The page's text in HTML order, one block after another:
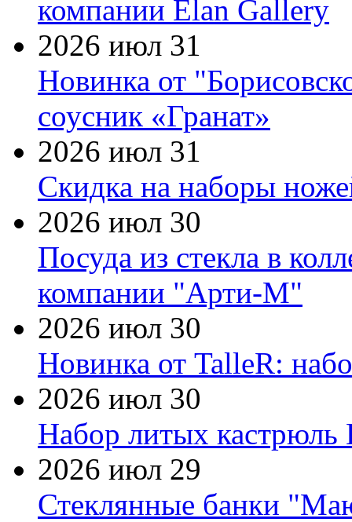
компании Elan Gallery
2026 июл 31
Новинка от
соусник «Гранат»
2026 июл 31
Скидка на наборы
2026 июл 30
Посуда из стекла в
компании "Арти-М"
2026 июл 30
Новинка от TalleR:
2026 июл 30
Набор литых кастрюль
2026 июл 29
Стеклянные банки